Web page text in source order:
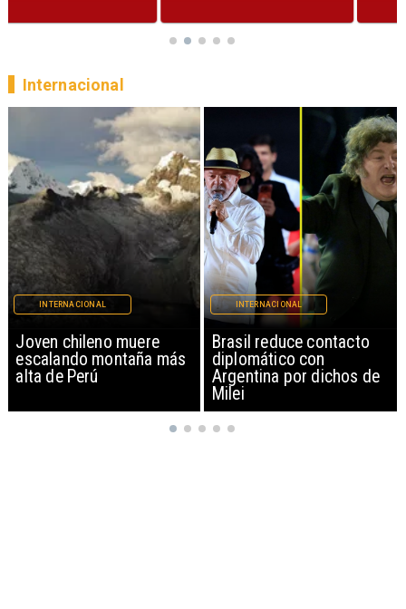
Brasil reduce contacto
diplomático con
Argentina por dichos de
INTERNACIONAL
China restringe
exportación de drones a
EEUU y sanciona
empresas
INTERNACIONAL
Internacional